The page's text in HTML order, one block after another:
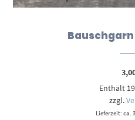
Enthält
zzgl.
Lieferzeit: ca.